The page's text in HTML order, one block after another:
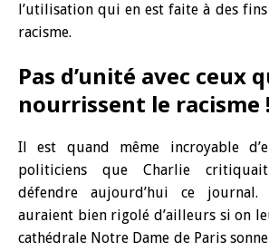
l’utilisation qui en est faite à des
racisme.
Pas d’unité avec ceux
nourrissent le racisme !
Il est quand même incroyable
politiciens que Charlie
défendre aujourd’hui ce journal.
auraient bien rigolé d’ailleurs si on
cathédrale Notre Dame de Paris